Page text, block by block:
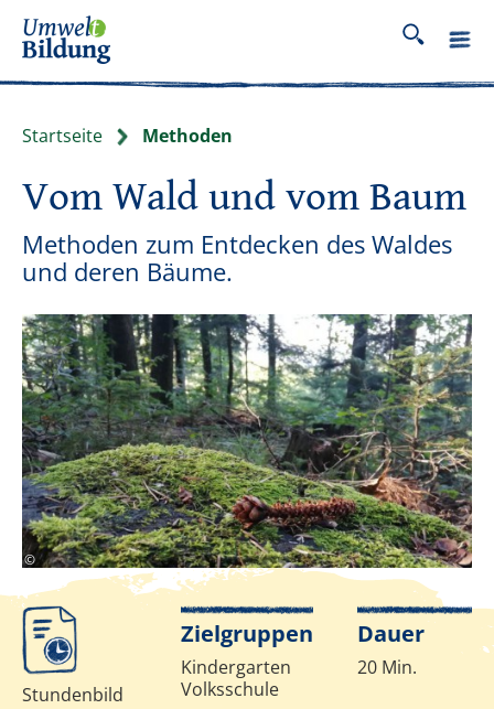
Startseite Methoden
Vom Wald und vom Baum
Methoden zum Entdecken des Waldes
und deren Bäume.
©C.Kassil
Infos zur Methode
Stundenbild
Zielgruppen
Kindergarten
Volksschule
Dauer
20 Min.